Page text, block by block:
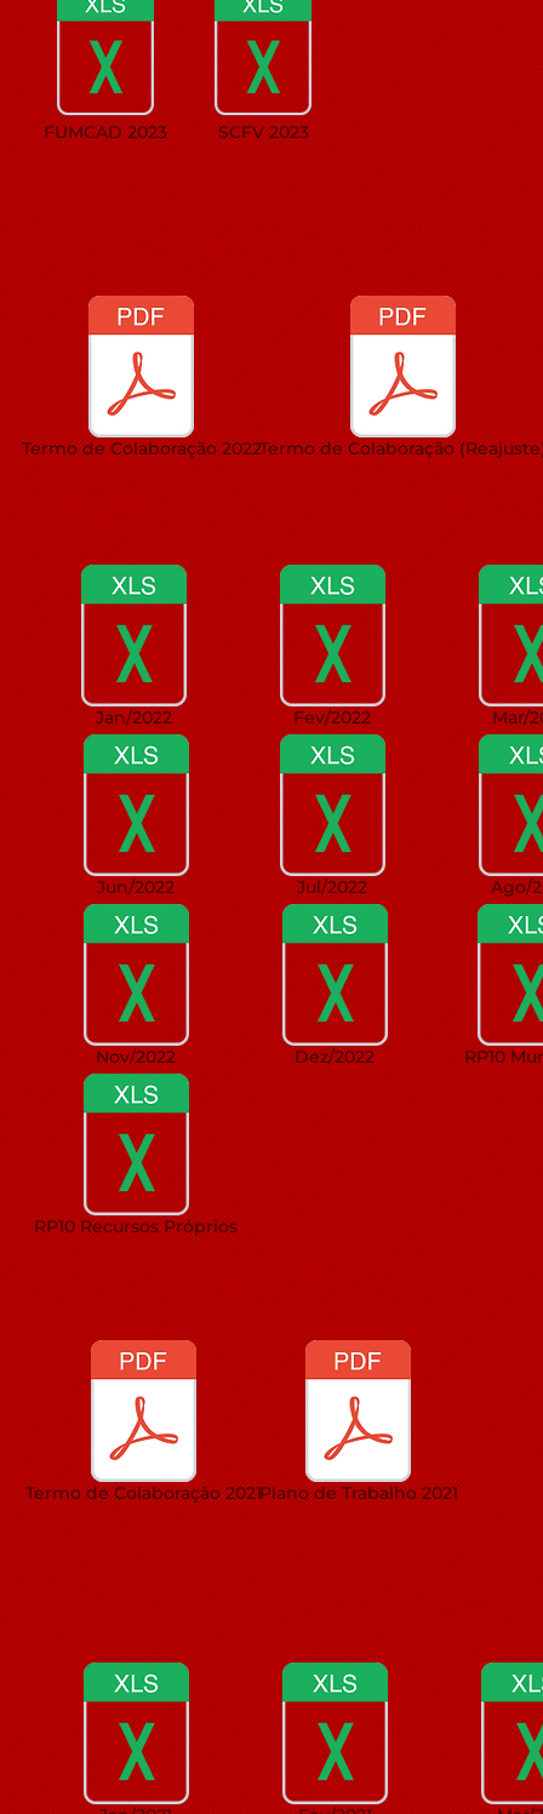
FUMCAD 2023 SCFV 2023
Documentos 2022
Termo de Colaboração 2022Termo de Colaboração
Prestação de
Jan/2022 Fev/2022 Mar/
Jun/2022 Jul/2022 Ago/
Nov/2022 Dez/2022 RP10
RP10 Recursos Próprios
Documentos 2021
Termo de Colaboração 2021Plano de Trabalho 2021
Prestação de